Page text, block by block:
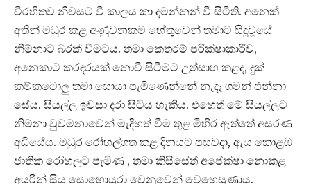
විරහිතව නිවසට වී කාලය කා දමන්නන් වී සිටිති. අනෙක්
අතින් මධුර කළ අණුවනකම හේතුවෙන් තමාට සිදුවූයේ
නිම්නාට බරක් වීමටය. තමා කෙතරම් පරික්ෂාකාරීව,
අනෙකාට කරදරයක් නොවී සිටීමට උත්සාහ කළද, දුක්
කම්කටොලු තමා සොයා පැමිණෙන්නේ නැදෑ ගමන් එන්නා
සේය. සියල්ල ඉවසා දරා සිටිය හැකිය. එහෙත් මේ සියල්ලට
නිම්නා වුවමනාවෙන් මැදිහත් වීම තුළ මිහිර ඇත්තේ අසරණ
අඩියේය. මධුර රෝහල්ගත කළ දිනයට පසුවදා, ඇය කොළඹ
ජාතික රෝහලට පැමිණ , තමා කිසිසේත් අපේක්ෂා නොකළ
අයුරින් සිය සොහොයුරා වෙනුවෙන් වෙහෙසුණාය.